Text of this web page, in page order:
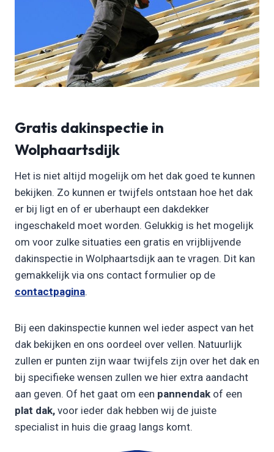
Gratis dakinspectie in
Wolphaartsdijk
Het is niet altijd mogelijk om het dak goed te kunnen
bekijken. Zo kunnen er twijfels ontstaan hoe het dak
er bij ligt en of er uberhaupt een dakdekker
ingeschakeld moet worden. Gelukkig is het mogelijk
om voor zulke situaties een gratis en vrijblijvende
dakinspectie in Wolphaartsdijk aan te vragen. Dit kan
gemakkelijk via ons contact formulier op de
contactpagina.
Bij een dakinspectie kunnen wel ieder aspect van het
dak bekijken en ons oordeel over vellen. Natuurlijk
zullen er punten zijn waar twijfels zijn over het dak en
bij specifieke wensen zullen we hier extra aandacht
aan geven. Of het gaat om een pannendak of een
plat dak, voor ieder dak hebben wij de juiste
specialist in huis die graag langs komt.